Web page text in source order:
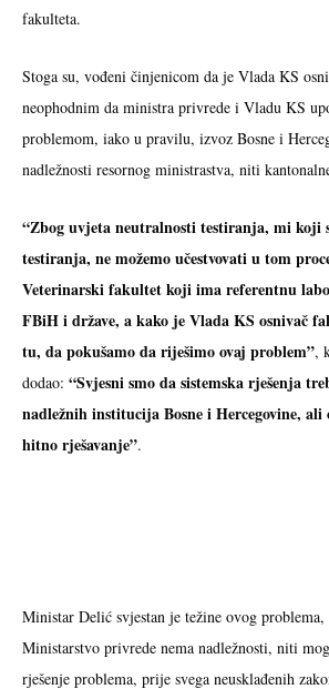
fakulteta.
Stoga su, vođeni činjenicom da je Vlada KS
neophodnim da ministra privrede i Vladu KS
problemom, iako u pravilu, izvoz Bosne i
nadležnosti resornog ministrastva, niti
“Zbog uvjeta neutralnosti testiranja, mi koji
testiranja, ne možemo učestvovati u tom
Veterinarski fakultet koji ima referentnu
FBiH i države, a kako je Vlada KS osnivač
tu, da pokušamo da riješimo ovaj problem”,
dodao: “Svjesni smo da sistemska rješenja
nadležnih institucija Bosne i Hercegovine,
hitno rješavanje”.
Ministar Delić svjestan je težine ovog
Ministarstvo privrede nema nadležnosti, niti
rješenje problema, prije svega neusklađenih